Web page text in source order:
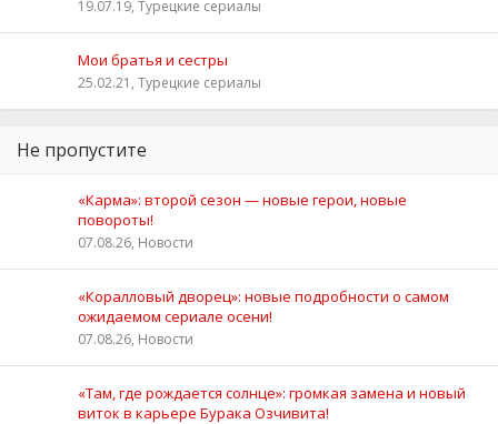
19.07.19, Турецкие сериалы
Мои братья и сестры
25.02.21, Турецкие сериалы
Не пропустите
«Карма»: второй сезон — новые герои, новые
повороты!
07.08.26, Новости
«Коралловый дворец»: новые подробности о самом
ожидаемом сериале осени!
07.08.26, Новости
«Там, где рождается солнце»: громкая замена и новый
виток в карьере Бурака Озчивита!